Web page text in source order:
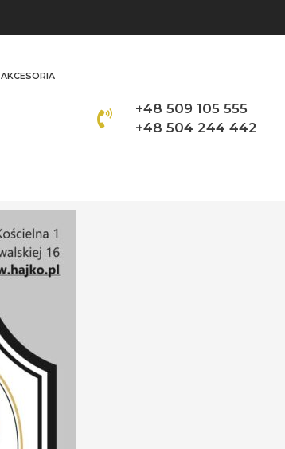
AKCESORIA
+48 509 105 555
+48 504 244 442